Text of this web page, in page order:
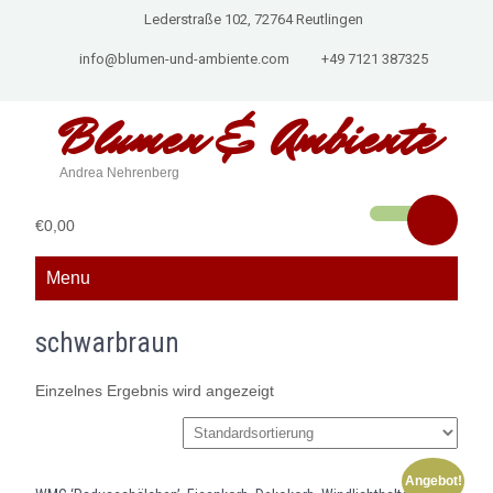
Lederstraße 102, 72764 Reutlingen
info@blumen-und-ambiente.com +49 7121 387325
Blumen &Ambiente
Andrea Nehrenberg
€0,00
Menu
schwarbraun
Einzelnes Ergebnis wird angezeigt
Angebot!